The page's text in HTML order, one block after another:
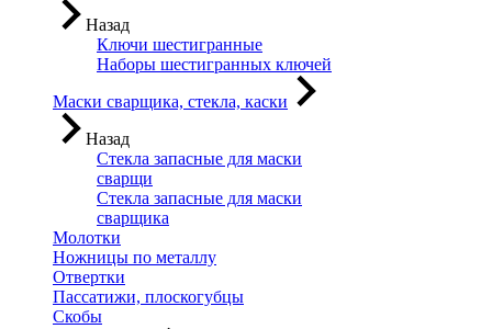
Назад
Ключи шестигранные
Наборы шестигранных ключей
Маски сварщика, стекла, каски
Назад
Стекла запасные для маски
сварщи
Стекла запасные для маски
сварщика
Молотки
Ножницы по металлу
Отвертки
Пассатижи, плоскогубцы
Скобы